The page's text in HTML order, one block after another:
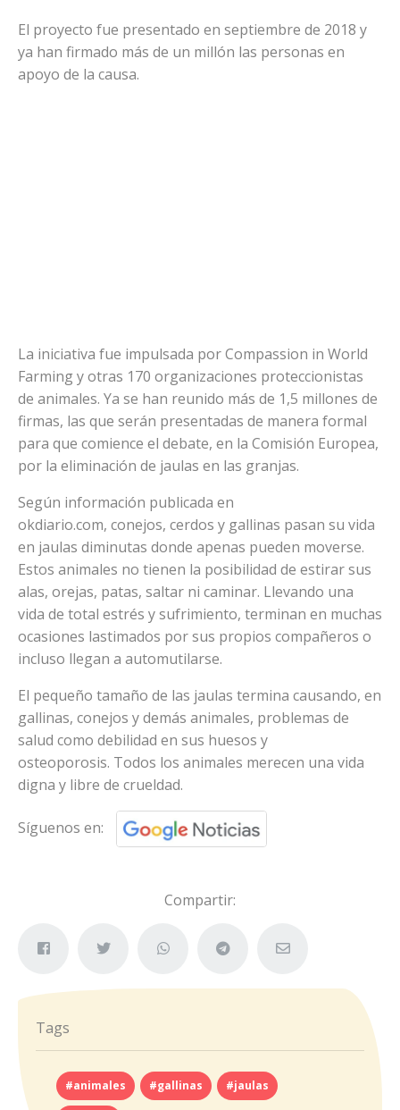
El proyecto fue presentado en septiembre de 2018 y
ya han firmado más de un millón las personas en
apoyo de la causa.
La iniciativa fue impulsada por Compassion in World
Farming y otras 170 organizaciones proteccionistas
de animales. Ya se han reunido más de 1,5 millones de
firmas, las que serán presentadas de manera formal
para que comience el debate, en la Comisión Europea,
por la eliminación de jaulas en las granjas.
Según información publicada en
okdiario.com, conejos, cerdos y gallinas pasan su vida
en jaulas diminutas donde apenas pueden moverse.
Estos animales no tienen la posibilidad de estirar sus
alas, orejas, patas, saltar ni caminar. Llevando una
vida de total estrés y sufrimiento, terminan en muchas
ocasiones lastimados por sus propios compañeros o
incluso llegan a automutilarse.
El pequeño tamaño de las jaulas termina causando, en
gallinas, conejos y demás animales, problemas de
salud como debilidad en sus huesos y
osteoporosis. Todos los animales merecen una vida
digna y libre de crueldad.
Síguenos en:
Compartir:
Tags
#animales #gallinas #jaulas